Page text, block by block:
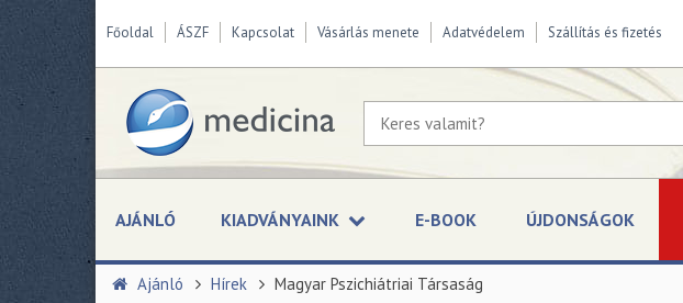
Főoldal ÁSZF Kapcsolat Vásárlás menete Adatvédelem Szállítás és fizetés
AJÁNLÓ KIADVÁNYAINK E-BOOK ÚJDONSÁGOK
Ajánló Hírek Magyar Pszichiátriai Társaság